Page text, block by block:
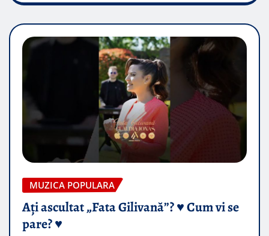
MUZICA POPULARA
Ați ascultat „Fata Gilivană”? ♥️ Cum vi se
pare? ♥️